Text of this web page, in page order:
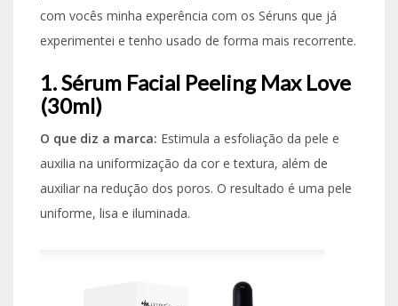
com vocês minha experência com os Séruns que já
experimentei e tenho usado de forma mais recorrente.
1. Sérum Facial Peeling Max Love
(30ml)
O que diz a marca: Estimula a esfoliação da pele e
auxilia na uniformização da cor e textura, além de
auxiliar na redução dos poros. O resultado é uma pele
uniforme, lisa e iluminada.